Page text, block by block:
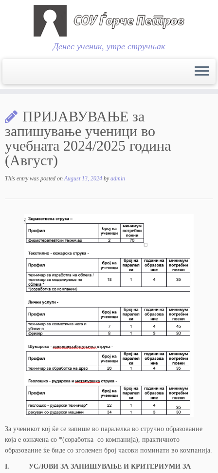
content
Денес ученик, утре стручњак
ПРИЈАВУВАЊЕ за
запишување ученици во
учебната 2024/2025 година
(Август)
This entry was posted onAugust 13, 2024 byadmin
За ученикот кој ќе се запише во паралелка во стручно образование
која е означена со *(соработка со компанија), практичното
образование ќе биде со зголемен број часови поминати во компанија.
I. УСЛОВИ ЗА ЗАПИШУВАЊЕ И КРИТЕРИУМИ ЗА